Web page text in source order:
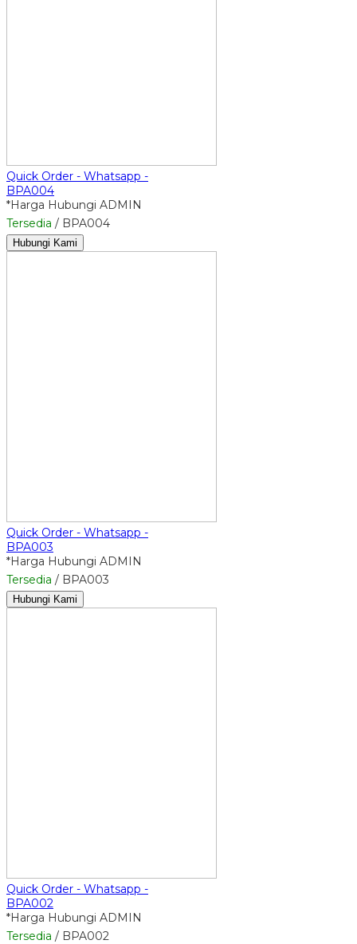
Quick Order - Whatsapp -
BPA004
*Harga Hubungi ADMIN
Tersedia / BPA004
Hubungi Kami
Quick Order - Whatsapp -
BPA003
*Harga Hubungi ADMIN
Tersedia / BPA003
Hubungi Kami
Quick Order - Whatsapp -
BPA002
*Harga Hubungi ADMIN
Tersedia / BPA002